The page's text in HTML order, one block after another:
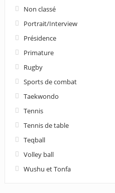
Non classé
Portrait/Interview
Présidence
Primature
Rugby
Sports de combat
Taekwondo
Tennis
Tennis de table
Teqball
Volley ball
Wushu et Tonfa